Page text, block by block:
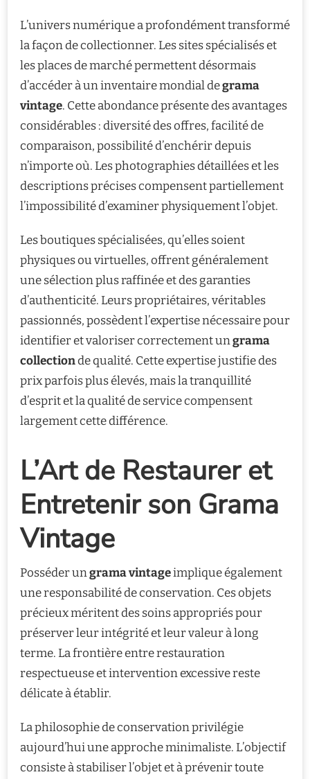
L’univers numérique a profondément transformé
la façon de collectionner. Les sites spécialisés et
les places de marché permettent désormais
d’accéder à un inventaire mondial degrama
vintage. Cette abondance présente des avantages
considérables : diversité des offres, facilité de
comparaison, possibilité d’enchérir depuis
n’importe où. Les photographies détaillées et les
descriptions précises compensent partiellement
l’impossibilité d’examiner physiquement l’objet.
Les boutiques spécialisées, qu’elles soient
physiques ou virtuelles, offrent généralement
une sélection plus raffinée et des garanties
d’authenticité. Leurs propriétaires, véritables
passionnés, possèdent l’expertise nécessaire pour
identifier et valoriser correctement ungrama
collectionde qualité. Cette expertise justifie des
prix parfois plus élevés, mais la tranquillité
d’esprit et la qualité de service compensent
largement cette différence.
L’Art de Restaurer et
Entretenir son Grama
Vintage
Posséder ungrama vintageimplique également
une responsabilité de conservation. Ces objets
précieux méritent des soins appropriés pour
préserver leur intégrité et leur valeur à long
terme. La frontière entre restauration
respectueuse et intervention excessive reste
délicate à établir.
La philosophie de conservation privilégie
aujourd’hui une approche minimaliste. L’objectif
consiste à stabiliser l’objet et à prévenir toute